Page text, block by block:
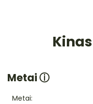
Metaiⓘ
Metai: